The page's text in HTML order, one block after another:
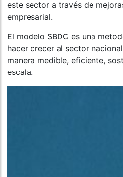
este sector a través de
empresarial.
El modelo SBDC es una
hacer crecer al sector
manera medible, eficiente,
escala.